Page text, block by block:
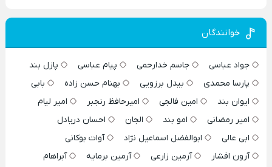
خوانندگان
جواد عباسی جاسم خدارحمی پیام عباسی
پازل بند
پارسا محمدی
بیدل برزویی بهنام حسن زاده
بابی
ایوان بند
امین فالجی امیرحافظ رنجبر
امیر لیام
امیر رمضانی
امو بند الجان
احسان دریادل
ابی عالی
ابوالفضل اسماعیل نژاد
آوات بوکانی
آرون افشار
آرمین زارعی آرمین برمایه
آبراهام